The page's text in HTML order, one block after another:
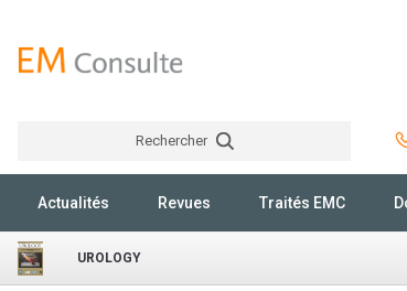
Rechercher
Actualités Revues Traités EMC
UROLOGY